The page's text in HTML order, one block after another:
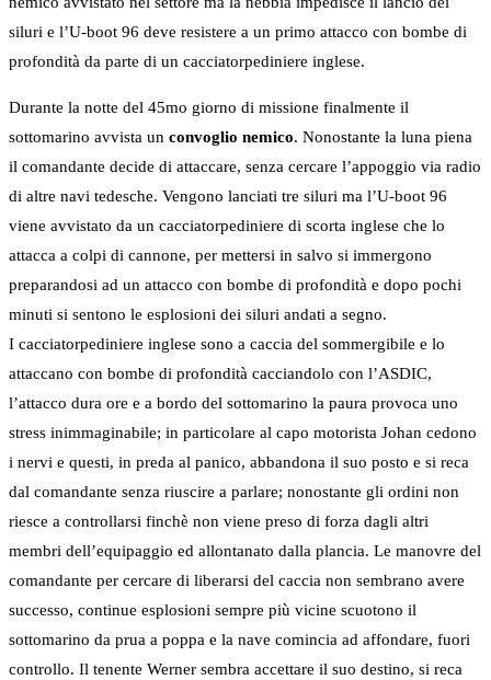
siluri e l’U-boot 96 deve resistere a un primo attacco con bombe di
profondità da parte di un cacciatorpediniere inglese.
Durante la notte del 45mo giorno di missione finalmente il
sottomarino avvista un convoglio nemico. Nonostante la luna piena
il comandante decide di attaccare, senza cercare l’appoggio via radio
di altre navi tedesche. Vengono lanciati tre siluri ma l’U-boot 96
viene avvistato da un cacciatorpediniere di scorta inglese che lo
attacca a colpi di cannone, per mettersi in salvo si immergono
preparandosi ad un attacco con bombe di profondità e dopo pochi
minuti si sentono le esplosioni dei siluri andati a segno.
I cacciatorpediniere inglese sono a caccia del sommergibile e lo
attaccano con bombe di profondità cacciandolo con l’ASDIC,
l’attacco dura ore e a bordo del sottomarino la paura provoca uno
stress inimmaginabile; in particolare al capo motorista Johan cedono
i nervi e questi, in preda al panico, abbandona il suo posto e si reca
dal comandante senza riuscire a parlare; nonostante gli ordini non
riesce a controllarsi finchè non viene preso di forza dagli altri
membri dell’equipaggio ed allontanato dalla plancia. Le manovre del
comandante per cercare di liberarsi del caccia non sembrano avere
successo, continue esplosioni sempre più vicine scuotono il
sottomarino da prua a poppa e la nave comincia ad affondare, fuori
controllo. Il tenente Werner sembra accettare il suo destino, si reca